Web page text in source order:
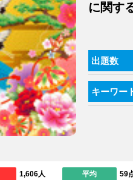
に関す
出題数
キーワー
1,606人 平均 59